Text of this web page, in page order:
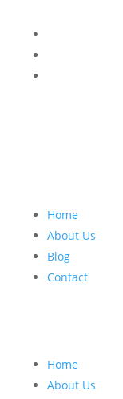
Home
About Us
Blog
Contact
Home
About Us